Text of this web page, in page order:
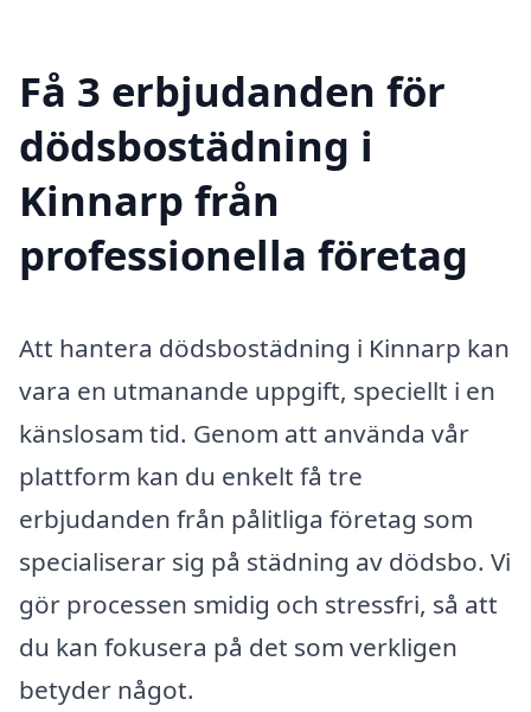
Få 3 erbjudanden för
dödsbostädning i
Kinnarp från
professionella företag
Att hantera dödsbostädning i Kinnarp kan
vara en utmanande uppgift, speciellt i en
känslosam tid. Genom att använda vår
plattform kan du enkelt få tre
erbjudanden från pålitliga företag som
specialiserar sig på städning av dödsbo. Vi
gör processen smidig och stressfri, så att
du kan fokusera på det som verkligen
betyder något.